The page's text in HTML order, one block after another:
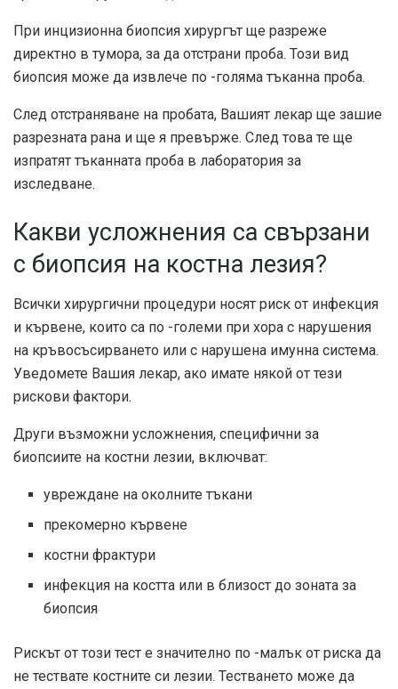
При инцизионна биопсия хирургът ще разреже
директно в тумора, за да отстрани проба. Този вид
биопсия може да извлече по -голяма тъканна проба.
След отстраняване на пробата, Вашият лекар ще зашие
разрезната рана и ще я превърже. След това те ще
изпратят тъканната проба в лаборатория за
изследване.
Какви усложнения са свързани
с биопсия на костна лезия?
Всички хирургични процедури носят риск от инфекция
и кървене, които са по -големи при хора с нарушения
на кръвосъсирването или с нарушена имунна система.
Уведомете Вашия лекар, ако имате някой от тези
рискови фактори.
Други възможни усложнения, специфични за
биопсиите на костни лезии, включват:
увреждане на околните тъкани
прекомерно кървене
костни фрактури
инфекция на костта или в близост до зоната за
биопсия
Рискът от този тест е значително по -малък от риска да
не тествате костните си лезии. Тестването може да